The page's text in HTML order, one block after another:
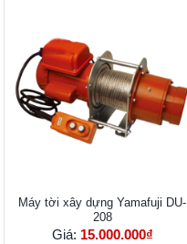
Máy tời xây dựng Yamafuji DU-
208
Giá: 15.000.000₫